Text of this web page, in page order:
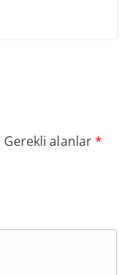
Gerekli alanlar*